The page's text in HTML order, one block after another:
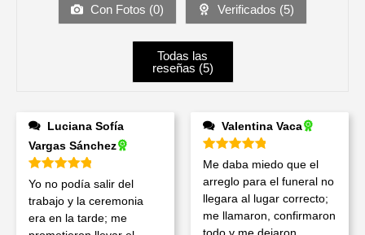
Con Fotos (0) Verificados (5)
Todas las
reseñas (5)
Vargas Sánchez
Valorado en 5de 5
Yo no podía salir del
trabajo y la ceremonia
era en la tarde; me
Valentina Vaca
Valorado en5
Me daba miedo que el
arreglo para el funeral no
llegara al lugar correcto;
me llamaron, confirmaron
todo y me dejaron